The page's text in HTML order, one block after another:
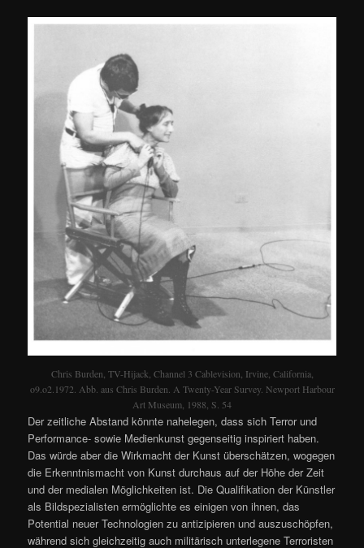
Chris Burden, TV-Hijack, Channel 3 Cablevision, Irvine, California,
o9.o2.1972. Abb. aus Chris Burden. A Twenty-Year Survey. Newport Harbour
Art Museum, 1988, S. 54
Der zeitliche Abstand könnte nahelegen, dass sich Terror und
Performance- sowie Medienkunst gegenseitig inspiriert haben.
Das würde aber die Wirkmacht der Kunst überschätzen, wogegen
die Erkenntnismacht von Kunst durchaus auf der Höhe der Zeit
und der medialen Möglichkeiten ist. Die Qualifikation der Künstler
als Bildspezialisten ermöglichte es einigen von ihnen, das
Potential neuer Technologien zu antizipieren und auszuschöpfen,
während sich gleichzeitig auch militärisch unterlegene Terroristen